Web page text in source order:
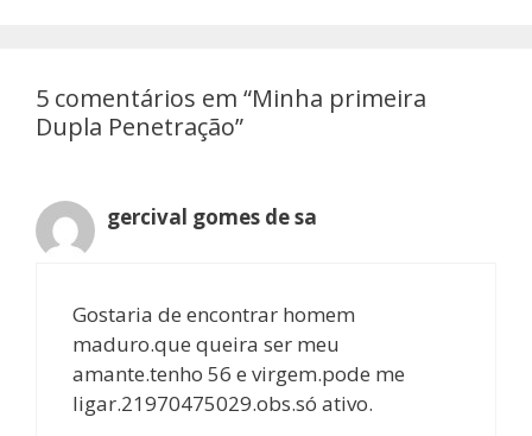
5 comentários em “Minha primeira
Dupla Penetração”
gercival gomes de sa
Gostaria de encontrar homem
maduro.que queira ser meu
amante.tenho 56 e virgem.pode me
ligar.21970475029.obs.só ativo.